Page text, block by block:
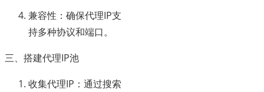
兼容性：确保代理IP支
持多种协议和端口。
三、搭建代理IP池
收集代理IP：通过搜索